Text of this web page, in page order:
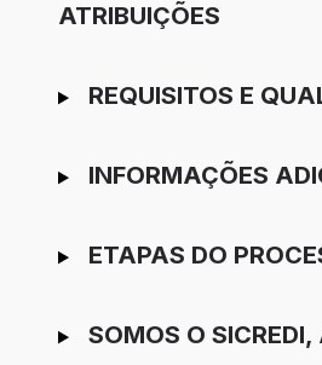
ATRIBUIÇÕES
REQUISITOS E
INFORMAÇÕES
ETAPAS DO
SOMOS O SICREDI,